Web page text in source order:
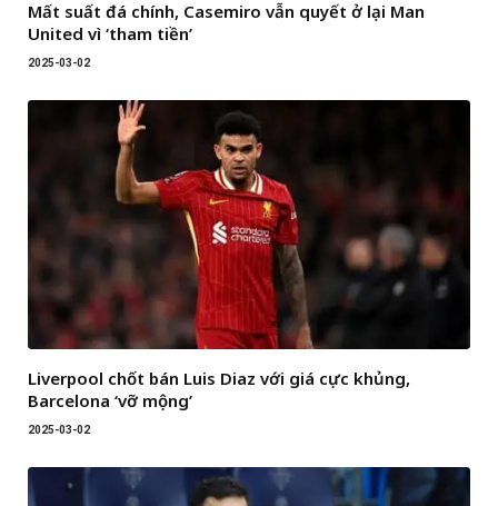
Mất suất đá chính, Casemiro vẫn quyết ở lại Man
United vì ‘tham tiền’
2025-03-02
Liverpool chốt bán Luis Diaz với giá cực khủng,
Barcelona ‘vỡ mộng’
2025-03-02